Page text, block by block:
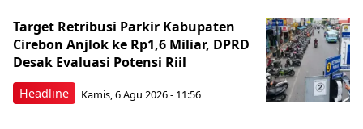
Headline
Target Retribusi Parkir Kabupaten
Cirebon Anjlok ke Rp1,6 Miliar, DPRD
Desak Evaluasi Potensi Riil
Kamis, 6 Agu 2026 - 11:56